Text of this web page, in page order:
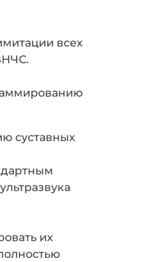
всех
суставных
их